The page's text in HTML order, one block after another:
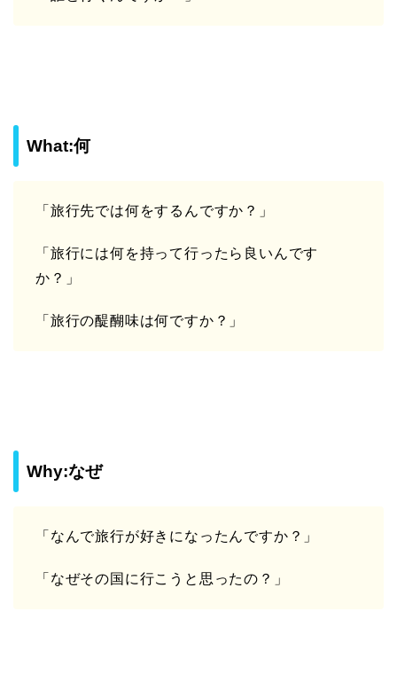
What:何
「旅行先では何をするんですか？」
「旅行には何を持って行ったら良いんです
か？」
「旅行の醍醐味は何ですか？」
Why:なぜ
「なんで旅行が好きになったんですか？」
「なぜその国に行こうと思ったの？」